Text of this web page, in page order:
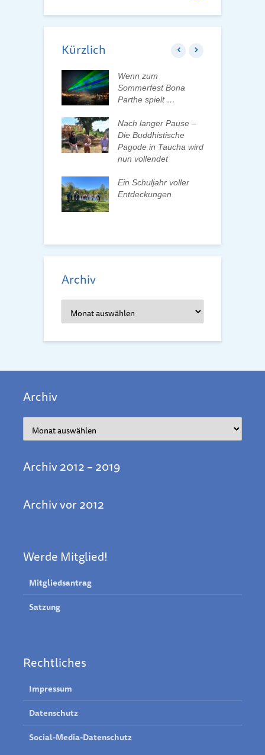
Kürzlich
Wenn zum
Sommerfest Bona
Parthe spielt …
Nach langer Pause –
Die Buddhistische
Pagode in Taucha wird
nun vollendet
Ein Schuljahr voller
Entdeckungen
Archiv
Archiv
Archiv
Archiv
Archiv 2012 – 2019
Archiv vor 2012
Werde Mitglied!
Mitgliedsantrag
Satzung
Rechtliches
Impressum
Datenschutz
Social-Media-Datenschutz